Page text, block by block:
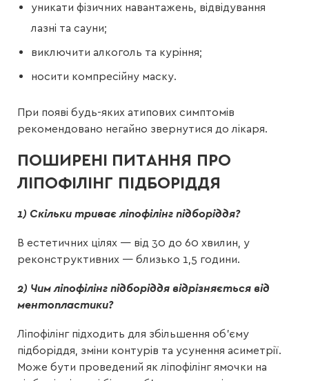
уникати фізичних навантажень, відвідування
лазні та сауни;
виключити алкоголь та куріння;
носити компресійну маску.
При появі будь-яких атипових симптомів
рекомендовано негайно звернутися до лікаря.
ПОШИРЕНІ ПИТАННЯ ПРО
ЛІПОФІЛІНГ ПІДБОРІДДЯ
1) Скільки триває ліпофілінг підборіддя?
В естетичних цілях — від 30 до 60 хвилин, у
реконструктивних — близько 1,5 години.
2) Чим ліпофілінг підборіддя відрізняється від
ментопластики?
Ліпофілінг підходить для збільшення об’єму
підборіддя, зміни контурів та усунення асиметрії.
Може бути проведений як ліпофілінг ямочки на